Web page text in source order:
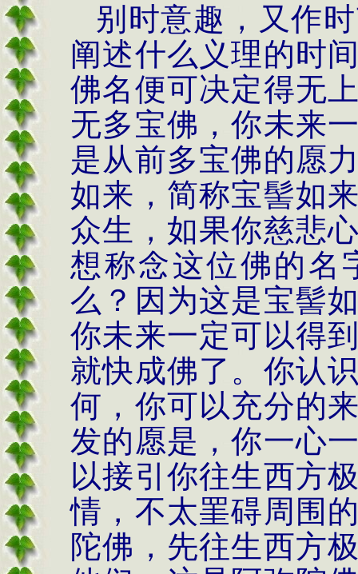
别时意趣，又作
阐述什么义理的时
佛名便可决定得无
无多宝佛，你未来
是从前多宝佛的愿
如来，简称宝髻如
众生，如果你慈悲
想称念这位佛的名
么？因为这是宝髻
你未来一定可以得
就快成佛了。你认
何，你可以充分的
发的愿是，你一心
以接引你往生西方
情，不太罣碍周围
陀佛，先往生西方